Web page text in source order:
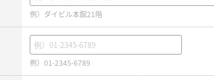
例）ダイビル本館21階
例）01-2345-6789